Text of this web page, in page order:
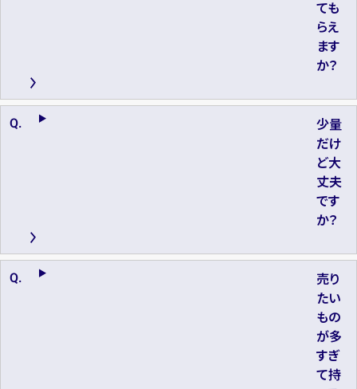
ても
らえ
ます
か？
少量
だけ
ど大
丈夫
です
か？
売り
たい
もの
が多
すぎ
て持